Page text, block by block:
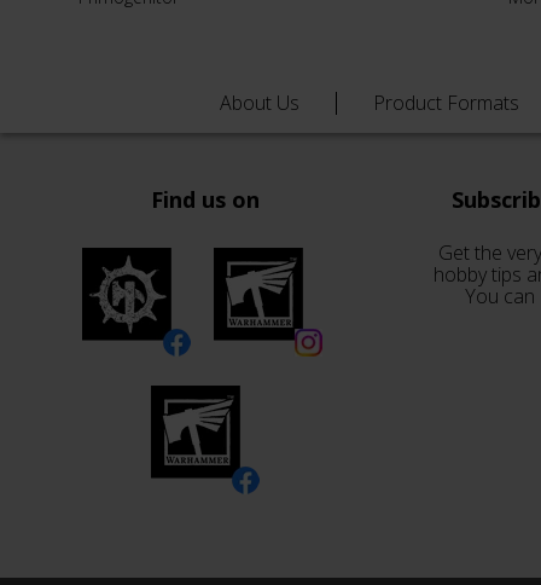
About Us Product Formats
Find us on
Get the
hobby tips
You